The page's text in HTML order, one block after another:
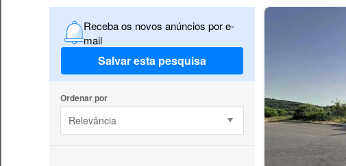
Receba os novos anúncios por e-
mail
Salvar esta pesquisa
Ordenar por
Relevância